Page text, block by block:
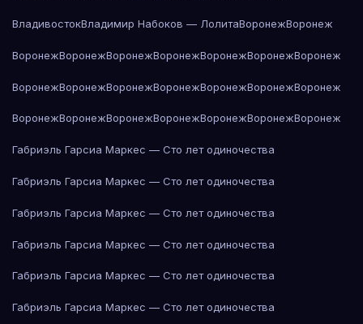
ВладивостокВладимир Набоков — ЛолитаВоронежВоронеж
ВоронежВоронежВоронежВоронежВоронежВоронежВоронеж
ВоронежВоронежВоронежВоронежВоронежВоронежВоронеж
ВоронежВоронежВоронежВоронежВоронежВоронежВоронеж
Габриэль Гарсиа Маркес — Сто лет одиночества
Габриэль Гарсиа Маркес — Сто лет одиночества
Габриэль Гарсиа Маркес — Сто лет одиночества
Габриэль Гарсиа Маркес — Сто лет одиночества
Габриэль Гарсиа Маркес — Сто лет одиночества
Габриэль Гарсиа Маркес — Сто лет одиночества